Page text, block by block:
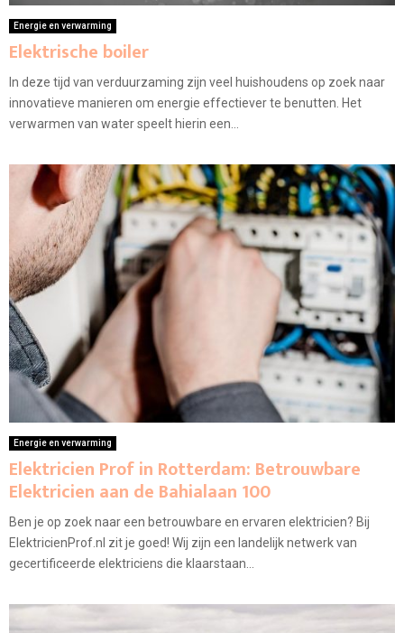
Energie en verwarming
Elektrische boiler
In deze tijd van verduurzaming zijn veel huishoudens op zoek naar
innovatieve manieren om energie effectiever te benutten. Het
verwarmen van water speelt hierin een...
Energie en verwarming
Elektricien Prof in Rotterdam: Betrouwbare
Elektricien aan de Bahialaan 100
Ben je op zoek naar een betrouwbare en ervaren elektricien? Bij
ElektricienProf.nl zit je goed! Wij zijn een landelijk netwerk van
gecertificeerde elektriciens die klaarstaan...